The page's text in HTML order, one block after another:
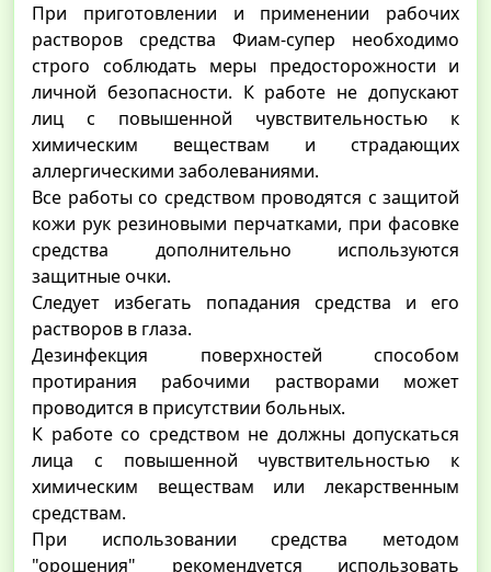
При приготовлении и применении рабочих
растворов средства Фиам-супер необходимо
строго соблюдать меры предосторожности и
личной безопасности. К работе не допускают
лиц с повышенной чувствительностью к
химическим веществам и страдающих
аллергическими заболеваниями.
Все работы со средством проводятся с защитой
кожи рук резиновыми перчатками, при фасовке
средства дополнительно используются
защитные очки.
Следует избегать попадания средства и его
растворов в глаза.
Дезинфекция поверхностей способом
протирания рабочими растворами может
проводится в присутствии больных.
К работе со средством не должны допускаться
лица с повышенной чувствительностью к
химическим веществам или лекарственным
средствам.
При использовании средства методом
"орошения" рекомендуется использовать